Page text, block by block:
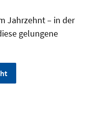
Jahrzehnt – in der
gelungene